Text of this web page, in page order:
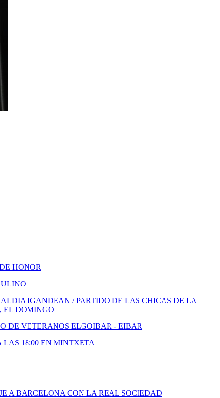
HONOR
IGANDEAN / PARTIDO DE LAS CHICAS DE LA
EL DOMINGO
DE VETERANOS ELGOIBAR - EIBAR
LAS 18:00 EN MINTXETA
A BARCELONA CON LA REAL SOCIEDAD